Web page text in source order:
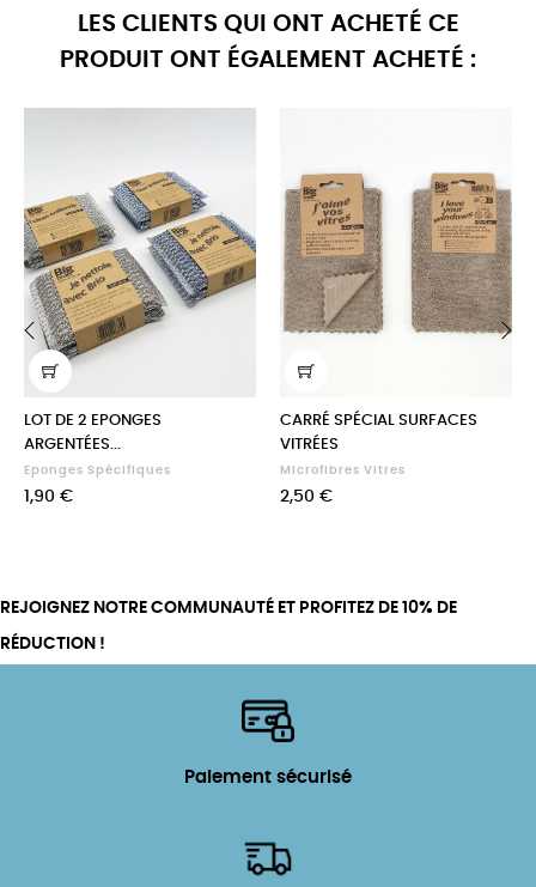
LES CLIENTS QUI ONT ACHETÉ CE
PRODUIT ONT ÉGALEMENT ACHETÉ :
LOT DE 2 EPONGES
ARGENTÉES...
Eponges Spécifiques
Prix
1,90 €
CARRÉ SPÉCIAL SURFACES
VITRÉES
Microfibres Vitres
Prix
2,50 €
REJOIGNEZ NOTRE COMMUNAUTÉ ET PROFITEZ DE 10% DE
RÉDUCTION !
Paiement sécurisé